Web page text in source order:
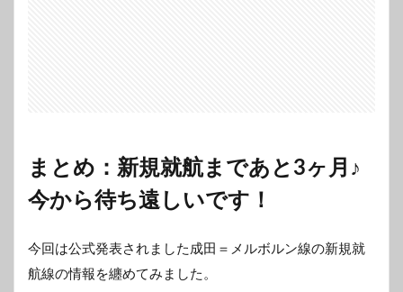
まとめ：新規就航まであと3ヶ月♪
今から待ち遠しいです！
今回は公式発表されました成田＝メルボルン線の新規就
航線の情報を纏めてみました。